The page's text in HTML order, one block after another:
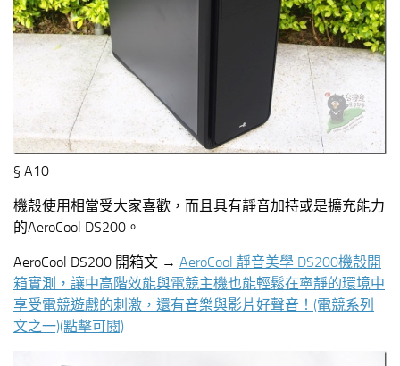
§ A10
機殼使用相當受大家喜歡，而且具有靜音加持或是擴充能力
的AeroCool DS200。
AeroCool DS200 開箱文 → AeroCool 靜音美學 DS200機殼開
箱實測，讓中高階效能與電競主機也能輕鬆在寧靜的環境中
享受電競遊戲的刺激，還有音樂與影片好聲音！(電競系列
文之一)(點擊可閱)